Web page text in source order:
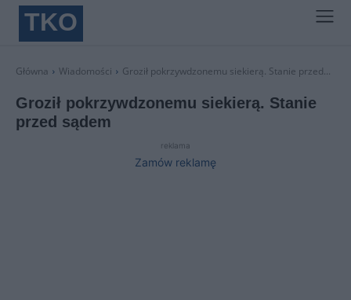
TKO
Główna Wiadomości Groził pokrzywdzonemu siekierą. Stanie przed...
Groził pokrzywdzonemu siekierą. Stanie
przed sądem
reklama
Zamów reklamę